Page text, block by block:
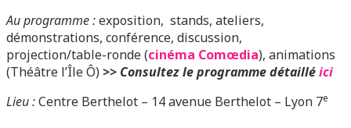
Au programme :exposition, stands, ateliers,
démonstrations, conférence, discussion,
projection/table-ronde (cinéma Comœdia), animations
(Théâtre l’Île Ô) >> Consultez le programme détailléici
Lieu :Centre Berthelot – 14 avenue Berthelot – Lyon 7e